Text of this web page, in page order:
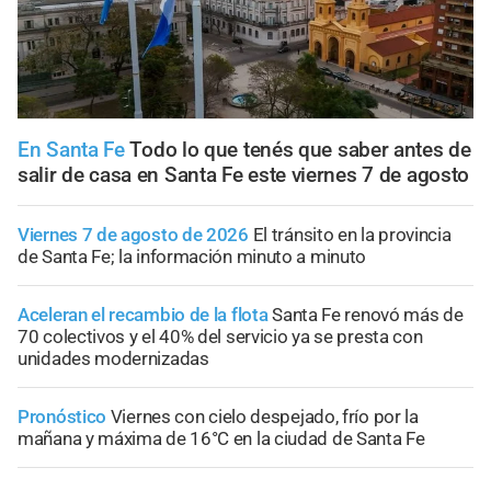
En Santa FeTodo lo que tenés que saber antes de
salir de casa en Santa Fe este viernes 7 de agosto
Viernes 7 de agosto de 2026 El tránsito en la provincia
de Santa Fe; la información minuto a minuto
Aceleran el recambio de la flotaSanta Fe renovó más de
70 colectivos y el 40% del servicio ya se presta con
unidades modernizadas
Pronóstico Viernes con cielo despejado, frío por la
mañana y máxima de 16°C en la ciudad de Santa Fe